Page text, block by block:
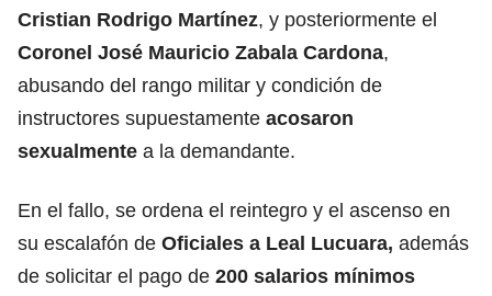
Cristian Rodrigo Martínez, y posteriormente el
Coronel José Mauricio Zabala Cardona,
abusando del rango militar y condición de
instructores supuestamente acosaron
sexualmente a la demandante.
En el fallo, se ordena el reintegro y el ascenso en
su escalafón de Oficiales a Leal Lucuara, además
de solicitar el pago de 200 salarios mínimos